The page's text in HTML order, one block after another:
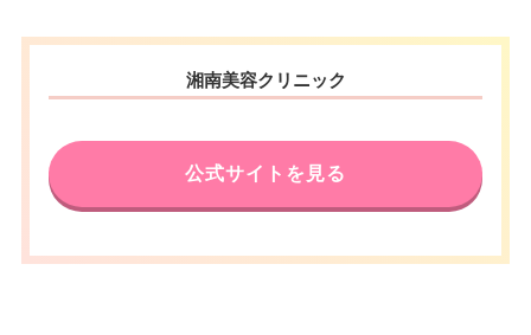
湘南美容クリニック
公式サイトを見る